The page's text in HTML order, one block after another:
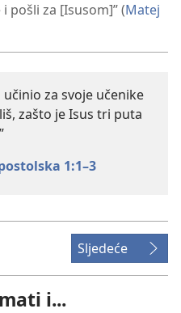
pošli za [Isusom]” (Matej
za svoje učenike
zašto je Isus tri puta
1:1–3
Sljedeće
i...